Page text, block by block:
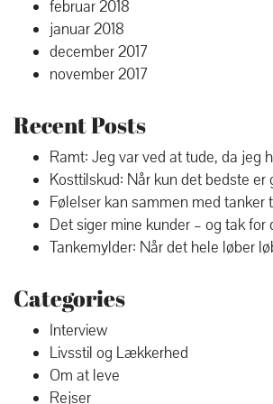
februar 2018
januar 2018
december 2017
november 2017
Recent Posts
Ramt: Jeg var ved at tude, da jeg
Kosttilskud: Når kun det bedste er
Følelser kan sammen med
Det siger mine kunder – og tak
Tankemylder: Når det hele løber
Categories
Interview
Livsstil og Lækkerhed
Om at leve
Rejser